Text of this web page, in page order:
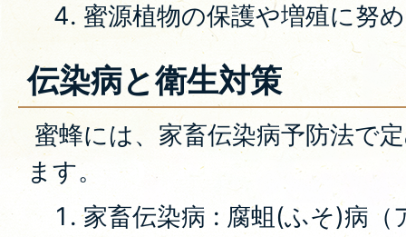
蜜源植物の保護や増殖に努
伝染病と衛生対策
蜜蜂には、家畜伝染病予防法で
ます。
家畜伝染病 : 腐蛆(ふそ)病（